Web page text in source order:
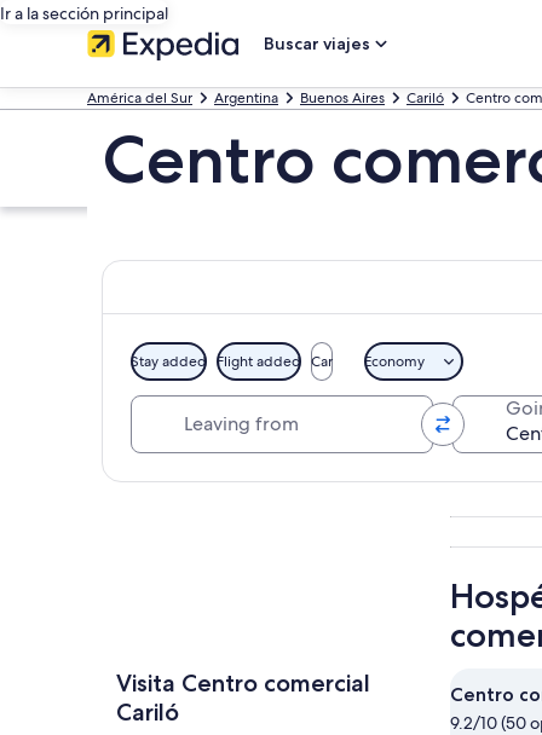
Ir a la sección principal
Buscar viajes
América del Sur Argentina Buenos Aires Cariló Centro
Centro
Stay added Flight added Car Economy
Visita Centro comercial
Cariló
Centro
9.2/10 (50